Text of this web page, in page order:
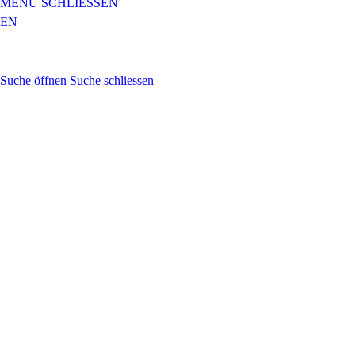
MENÜ SCHLIESSEN
EN
Suche öffnen Suche schliessen